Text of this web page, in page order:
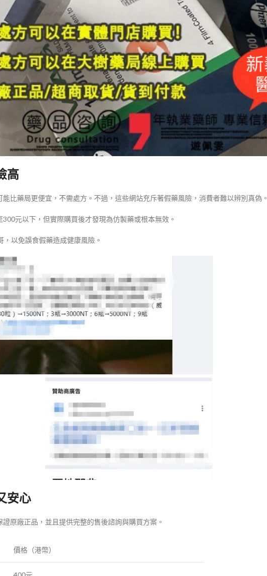
高
比藥局更便宜，不需處方。不過，這些網站充斥著假藥風險，消費者難以辨別真偽。
元以下，但實際購買後才發現為仿製藥或根本無效。
以免誤食假藥造成健康風險。
安心
原廠正品，並且提供完整的售後諮詢與購買方案。
價格（港幣）